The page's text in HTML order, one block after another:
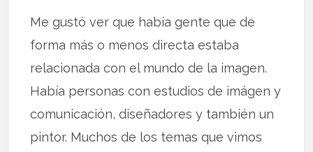
Me gustó ver que había gente que de
forma más o menos directa estaba
relacionada con el mundo de la imagen.
Había personas con estudios de imágen y
comunicación, diseñadores y también un
pintor. Muchos de los temas que vimos